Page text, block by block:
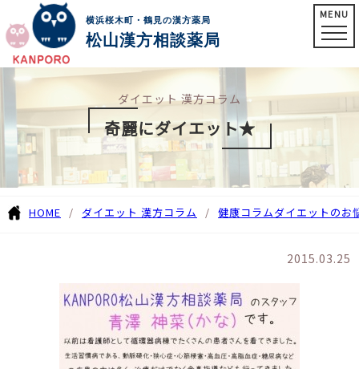
横浜桜木町・鶴見の漢方薬局
松山漢方相談薬局
MENU
ダイエット 漢方コラム
奇麗にダイエット★
HOME ダイエット 漢方コラム 健康コラムダイエットのお
2015.03.25